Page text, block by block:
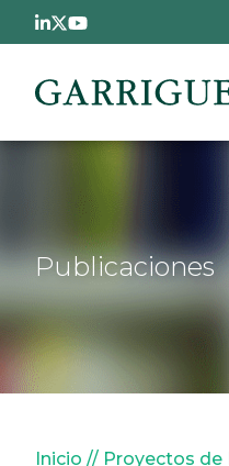
Pasar al contenido
Publicaciones
Inicio
Proyectos de